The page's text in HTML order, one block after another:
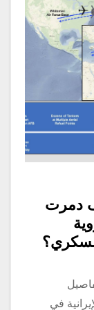
دمرت
عسكري؟
في